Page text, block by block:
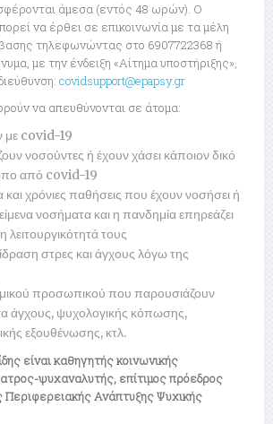
άμεσα (εντός 48 ωρών). Ο
να έρθει σε επικοινωνία με τα μέλη
τηλεφωνώντας στο 6907722368 ή
με την ένδειξη «Αίτημα υποστήριξης»,
covidsupport@epapsy.gr
να απευθύνονται σε άτομα:
με covid-19
νοσούντες ή έχουν χάσει κάποιον δικό
από covid-19
και χρόνιες παθήσεις που έχουν νοσήσει ή
νοσήματα και η πανδημία επηρεάζει
λειτουργικότητά τους
στρες και άγχους λόγω της
προσωπικού που παρουσιάζουν
άγχους, ψυχολογικής κόπωσης,
εξουθένωσης, κτλ.
είναι καθηγητής κοινωνικής
ψυχαναλυτής, επίτιμος πρόεδρος
Ανάπτυξης Ψυχικής